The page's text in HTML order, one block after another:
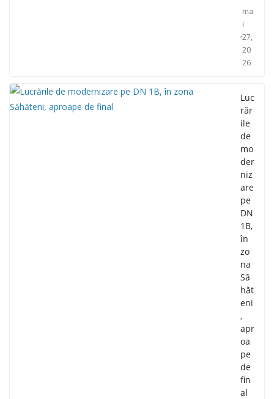
ma
i
27,
20
26
Luc
răr
ile
de
mo
der
niz
are
pe
DN
1B,
în
zo
na
Să
hăt
eni
,
apr
oa
pe
de
fin
al